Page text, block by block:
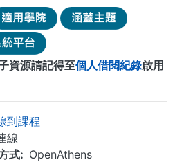
資源請記得至個人借閱紀錄啟用
到課程
線
式
OpenAthens